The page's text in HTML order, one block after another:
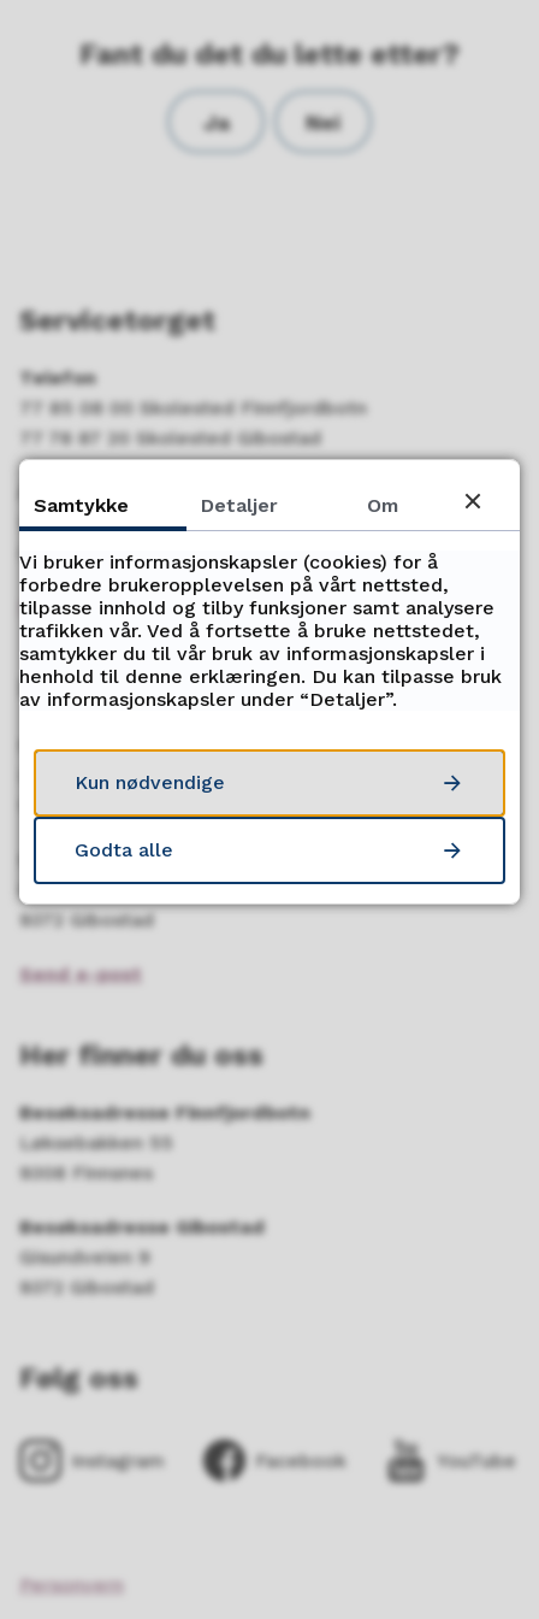
Fant du det du lette etter?
Ja Nei
Servicetorget
Telefon
77 85 08 00 Skolested Finnfjordbotn
77 78 87 20 Skolested Gibostad
Hverdager fra 08.00-15.45
(08.00-15.00 fra 15.mai til 15.september)
Send oss faktura
Postadresser
Senja vgs, Finnfjordbotn
Løksebakken 55
Senja vgs, Gibostad
Gisundveien 9
9372 Gibostad
Send e-post
Her finner du oss
Besøksadresse Finnfjordbotn
Løksebakken 55
9308 Finnsnes
Besøksadresse Gibostad
Gisundveien 9
9372 Gibostad
Følg oss
Instagram Facebook YouTube
Personvern
Samtykke Detaljer Om
Vi bruker informasjonskapsler (cookies) for å
forbedre brukeropplevelsen på vårt nettsted,
tilpasse innhold og tilby funksjoner samt analysere
trafikken vår. Ved å fortsette å bruke nettstedet,
samtykker du til vår bruk av informasjonskapsler i
henhold til denne erklæringen. Du kan tilpasse bruk
av informasjonskapsler under “Detaljer”.
Kun nødvendige
Godta alle